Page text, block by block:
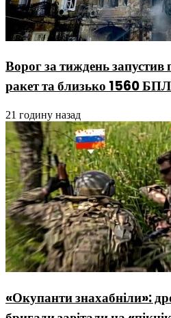
Ворог за тиждень запустив
ракет та близько 1560
21 годину назад
«Окупанти знахабніли»: